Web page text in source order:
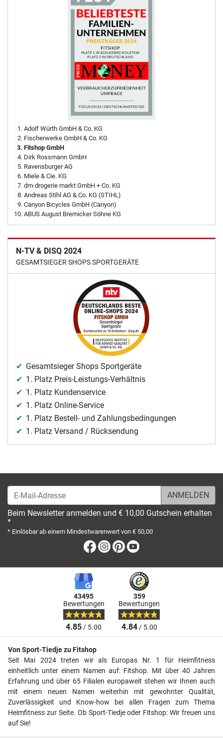
Adolf Würth GmbH & Co. KG
Fischerwerke GmbH & Co. KG
Fitshop GmbH
Dirk Rossmann GmbH
Ravensburger AG
Miele & Cie. KG
dm-drogerie markt GmbH + Co. KG
Andreas Stihl AG & Co. KG (STIHL)
Canyon Bicycles GmbH (Canyon)
ABUS August Bremicker Söhne KG
N-TV & DISQ 2024
GESAMTSIEGER SHOPS SPORTGERÄTE
Gesamtsieger Shops Sportgeräte
1. Platz Preis-Leistungs-Verhältnis
1. Platz Kundenservice
1. Platz Online-Service
1. Platz Bestell- und Zahlungsbedingungen
1. Platz Versand / Rücksendung
E-Mail-Adresse
Beim Newsletter anmelden und € 10,00 Gutschein erhalten
*
* Einlösbar ab einem Mindestwarenwert von € 50,00
Facebook
Instagram
Pinterest
43495
Bewertungen
4.85/ 5.00
359
Bewertungen
4.84/ 5.00
Von Sport-Tiedje zu Fitshop
Seit Mai 2024 treten wir als Europas Nr. 1 für Heimfitness
einheitlich unter einem Namen auf: Fitshop. Mit über 40 Jahren
Erfahrung und über 65 Filialen europaweit stehen wir Ihnen auch
mit einem neuen Namen weiterhin mit gewohnter Qualität,
Zuverlässigkeit und Know-how bei allen Fragen zum Thema
Heimfitness zur Seite. Ob Sport-Tiedje oder Fitshop: Wir freuen uns
auf Sie!